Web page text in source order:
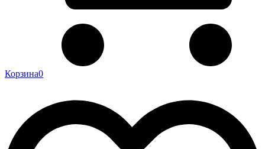
Корзина0